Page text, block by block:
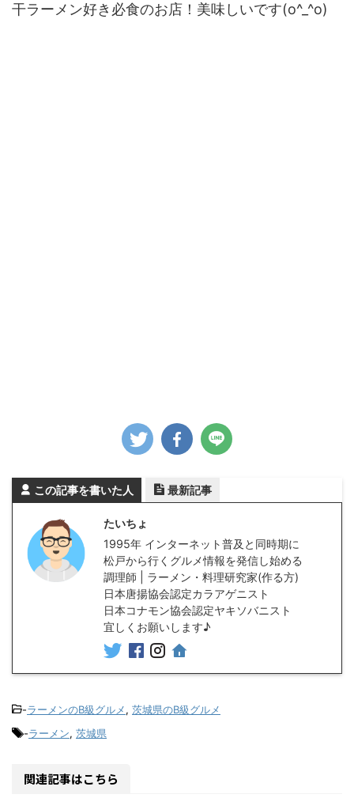
干ラーメン好き必食のお店！美味しいです(o^_^o)
この記事を書いた人 最新記事
たいちょ
1995年 インターネット普及と同時期に
松戸から行くグルメ情報を発信し始める
調理師 | ラーメン・料理研究家(作る方)
日本唐揚協会認定カラアゲニスト
日本コナモン協会認定ヤキソバニスト
宜しくお願いします♪
-ラーメンのB級グルメ, 茨城県のB級グルメ
-ラーメン, 茨城県
関連記事はこちら